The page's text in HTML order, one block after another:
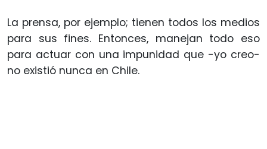
La prensa, por ejemplo; tienen todos los medios
para sus fines. Entonces, manejan todo eso
para actuar con una impunidad que -yo creo-
no existió nunca en Chile.